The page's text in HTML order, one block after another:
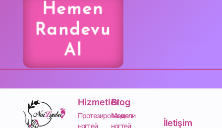
Hemen
Randevu
Al
Hizmetler
Протезирование
ногтей
Blog
Модели
ногтей
İletişim